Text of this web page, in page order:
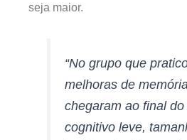
seja maior.
“No grupo que
melhoras de
chegaram ao final
cognitivo leve,